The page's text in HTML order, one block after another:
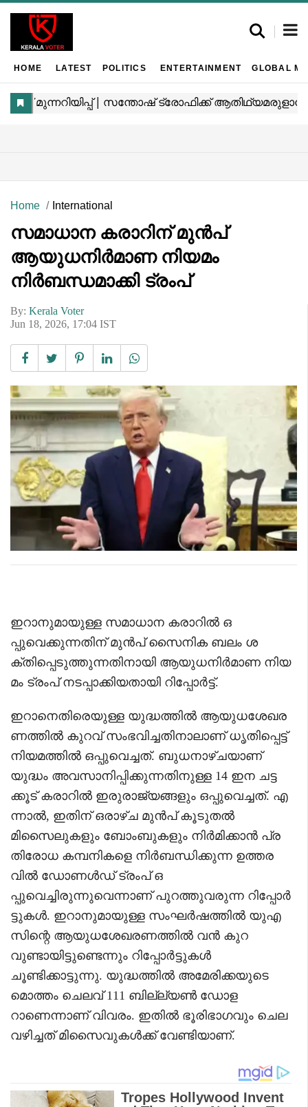
HOME LATEST POLITICS ENTERTAINMENT GLOBAL
Home International
സമാധാന കരാറിന് മുന്‍പ്
ആയുധനിര്‍മാണ നിയമം
നിര്‍ബന്ധമാക്കി ട്രംപ്
By: Kerala Voter
Jun 18, 2026, 17:04 IST
ഇറാനുമായുള്ള സമാധാന കരാറിൽ ഒ
പ്പുവെക്കുന്നതിന് മുന്‍പ് സൈനിക ബലം ശ
ക്തിപ്പെടുത്തുന്നതിനായി ആയുധനിര്‍മാണ നിയ
മം ട്രംപ് നടപ്പാക്കിയതായി റിപ്പോര്‍ട്ട്.
ഇറാനെതിരെയുള്ള യുദ്ധത്തില്‍ ആയുധശേഖര
ണത്തില്‍ കുറവ് സംഭവിച്ചതിനാലാണ് ധൃതിപ്പെട്ട്
നിയമത്തില്‍ ഒപ്പുവെച്ചത്. ബുധനാഴ്ചയാണ്
യുദ്ധം അവസാനിപ്പിക്കുന്നതിനുള്ള 14 ഇന ചട്ട
ക്കൂട് കരാറിൽ ഇരുരാജ്യങ്ങളും ഒപ്പുവെച്ചത്. എ
ന്നാൽ, ഇതിന് ഒരാഴ്ച മുൻപ് കൂടുതൽ
മിസൈലുകളും ബോംബുകളും നിർമിക്കാൻ പ്ര
തിരോധ കമ്പനികളെ നിർബന്ധിക്കുന്ന ഉത്തര
വിൽ ഡോണൾഡ് ട്രംപ് ഒ
പ്പുവെച്ചിരുന്നുവെന്നാണ് പുറത്തുവരുന്ന റിപ്പോർ
ട്ടുകൾ. ഇറാനുമായുള്ള സംഘർഷത്തിൽ യുഎ
സിന്റെ ആയുധശേഖരണത്തിൽ വൻ കുറ
വുണ്ടായിട്ടുണ്ടെന്നും റിപ്പോർട്ടുകൾ
ചൂണ്ടിക്കാട്ടുന്നു. യുദ്ധത്തിൽ അമേരിക്കയുടെ
മൊത്തം ചെലവ് 111 ബില്ല്യൺ ഡോള
റാണെന്നാണ് വിവരം. ഇതിൽ ഭൂരിഭാ​ഗവും ചെല
വഴിച്ചത് മിസൈവുകൾക്ക് വേണ്ടിയാണ്.